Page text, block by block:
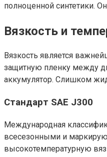
полноценной синтетики.
Вязкость и
Вязкость является
защитную пленку между
аккумулятор. Слишком
Стандарт SAE J300
Международная
всесезонными и
высокотемпературную